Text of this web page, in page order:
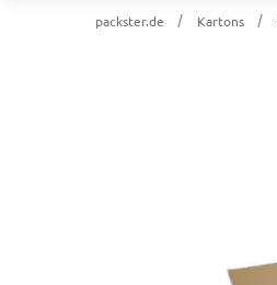
packster.de Kartons